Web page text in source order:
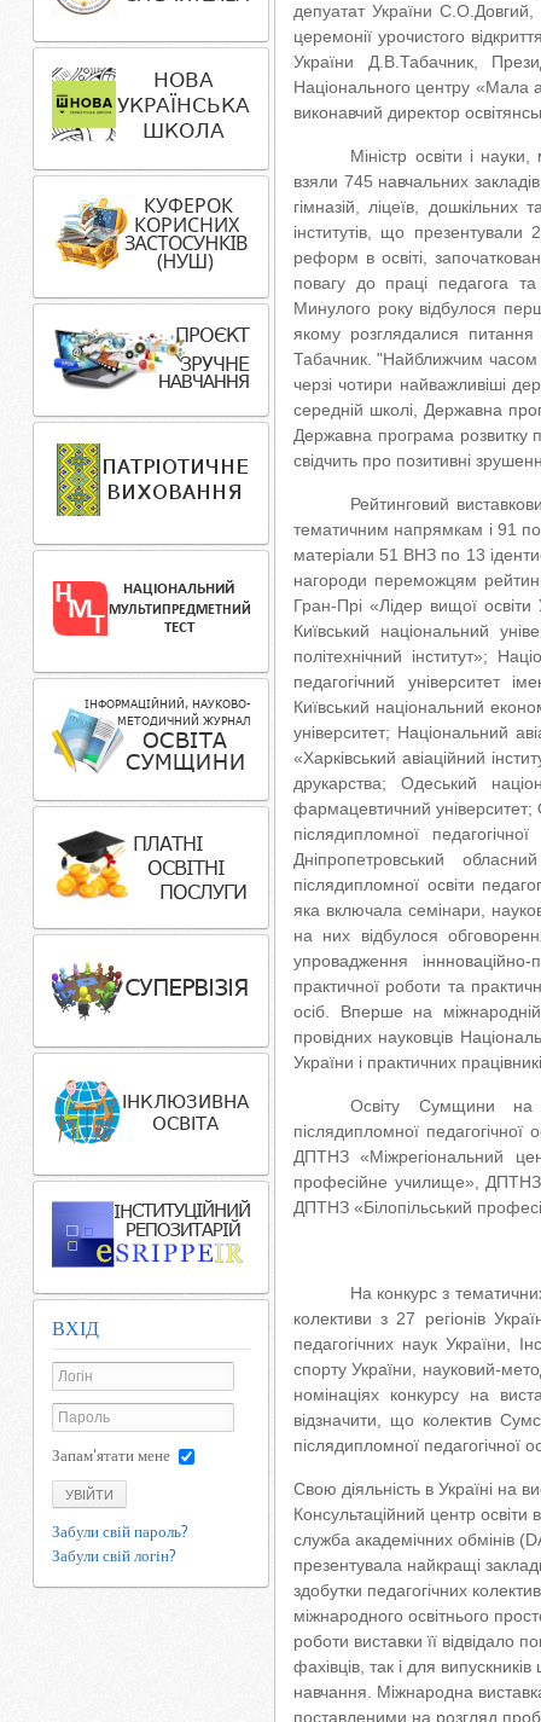
депуатат України С.О.Довгий,
церемонії урочистого
України Д.В.Табачник,
Національного центру «Мала
виконавчий директор
Міністр освіти і
взяли 745 навчальних
гімназій, ліцеїв, дошкільних
інститутів, що презентували
реформ в освіті,
повагу до праці педагога
Минулого року відбулося
якому розглядалися
Табачник. "Найближчим часом
черзі чотири найважливіші
середній школі, Державна
Державна програма розвитку
свідчить про позитивні
Рейтинговий
тематичним напрямкам і 91
матеріали 51 ВНЗ по 13
нагороди переможцям
Гран-Прі «Лідер вищої освіти
Київський національний
політехнічний інститут»;
педагогічний університет
Київський національний
університет; Національний
«Харківський авіаційний
друкарства; Одеський
фармацевтичний університет;
післядипломної
Дніпропетровський
післядипломної освіти
яка включала семінари,
на них відбулося
упровадження іннноваційно-
практичної роботи та
осіб. Вперше на
провідних науковців
України і практичних
Освіту Сумщини на
післядипломної педагогічної
ДПТНЗ «Міжрегіональний
професійне училище»,
ДПТНЗ «Білопільський
На конкурс з
колективи з 27 регіонів
педагогічних наук України,
спорту України, науковий-
номінаціях конкурсу на
відзначити, що колектив
післядипломної педагогічної
Свою діяльність в Україні на
Консультаційний центр
служба академічних обмінів
презентувала найкращі
здобутки педагогічних
міжнародного освітнього
роботи виставки її відвідало
фахівців, так і для
навчання. Міжнародна
поставленими на розгляд
ВХІД
Запам'ятати мене
УВІЙТИ
Забули свій пароль?
Забули свій логін?